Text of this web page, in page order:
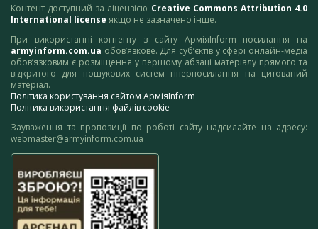
Контент доступний за ліцензією Creative Commons Attribution 4.0
International license якщо не зазначено інше.
При використанні контенту з сайту АрміяInform посилання на
armyinform.com.ua обов’язкове. Для суб’єктів у сфері онлайн-медіа
обов’язковим є розміщення у першому абзаці матеріалу прямого та
відкритого для пошукових систем гіперпосилання на цитований
матеріал.
Політика користування сайтом АрміяInform
Політика використання файлів cookie
Зауваження та пропозиції по роботі сайту надсилайте на адресу:
webmaster@armyinform.com.ua